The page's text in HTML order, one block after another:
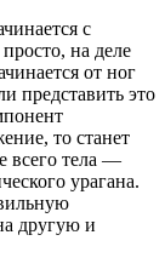
с
на деле
от ног
представить это
то станет
всего тела —
урагана.
другую и